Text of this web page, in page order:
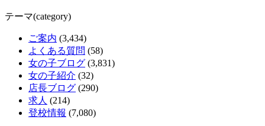
テーマ(category)
ご案内 (3,434)
よくある質問 (58)
女の子ブログ (3,831)
女の子紹介 (32)
店長ブログ (290)
求人 (214)
登校情報 (7,080)